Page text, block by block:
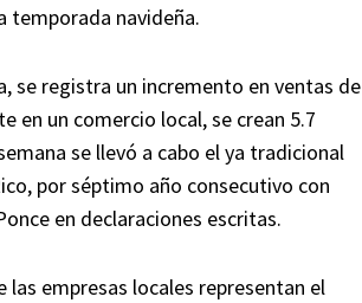
temporada navideña.
se registra un incremento en ventas de
en un comercio local, se crean 5.7
se llevó a cabo el ya tradicional
por séptimo año consecutivo con
en declaraciones escritas.
empresas locales representan el